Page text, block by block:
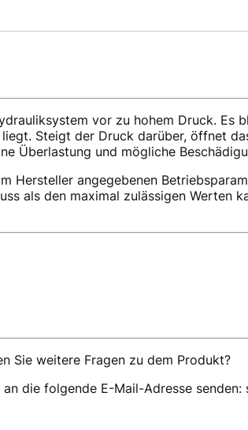
vor zu hohem Druck. Es
Steigt der Druck darüber, öffnet
Überlastung und mögliche
Hersteller angegebenen
als den maximal zulässigen Werten
Sie weitere Fragen zu dem Produkt?
die folgende E-Mail-Adresse